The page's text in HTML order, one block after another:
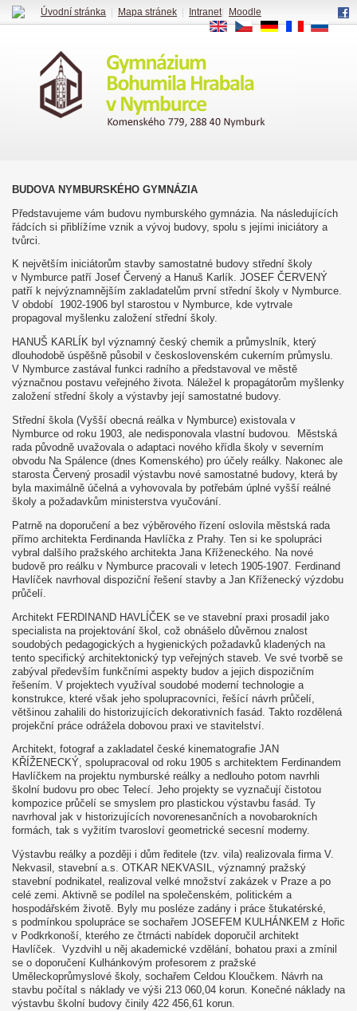
BUDOVA NYMBURSKÉHO GYMNÁZIA
Představujeme vám budovu nymburského gymnázia. Na následujících
řádcích si přiblížíme vznik a vývoj budovy, spolu s jejími iniciátory a
tvůrci.
K největším iniciátorům stavby samostatné budovy střední školy
v Nymburce patří Josef Červený a Hanuš Karlík. JOSEF ČERVENÝ
patří k nejvýznamnějším zakladatelům první střední školy v Nymburce.
V období 1902-1906 byl starostou v Nymburce, kde vytrvale
propagoval myšlenku založení střední školy.
HANUŠ KARLÍK byl významný český chemik a průmyslník, který
dlouhodobě úspěšně působil v československém cukerním průmyslu.
V Nymburce zastával funkci radního a představoval ve městě
význačnou postavu veřejného života. Náležel k propagátorům myšlenky
založení střední školy a výstavby její samostatné budovy.
Střední škola (Vyšší obecná reálka v Nymburce) existovala v
Nymburce od roku 1903, ale nedisponovala vlastní budovou. Městská
rada původně uvažovala o adaptaci nového křídla školy v severním
obvodu Na Spálence (dnes Komenského) pro účely reálky. Nakonec ale
starosta Červený prosadil výstavbu nové samostatné budovy, která by
byla maximálně účelná a vyhovovala by potřebám úplné vyšší reálné
školy a požadavkům ministerstva vyučování.
Patrně na doporučení a bez výběrového řízení oslovila městská rada
přímo architekta Ferdinanda Havlíčka z Prahy. Ten si ke spolupráci
vybral dalšího pražského architekta Jana Kříženeckého. Na nové
budově pro reálku v Nymburce pracovali v letech 1905-1907. Ferdinand
Havlíček navrhoval dispoziční řešení stavby a Jan Kříženecký výzdobu
průčelí.
Architekt FERDINAND HAVLÍČEK se ve stavební praxi prosadil jako
specialista na projektování škol, což obnášelo důvěrnou znalost
soudobých pedagogických a hygienických požadavků kladených na
tento specifický architektonický typ veřejných staveb. Ve své tvorbě se
zabýval především funkčními aspekty budov a jejich dispozičním
řešením. V projektech využíval soudobé moderní technologie a
konstrukce, které však jeho spolupracovníci, řešící návrh průčelí,
většinou zahalili do historizujících dekorativních fasád. Takto rozdělená
projekční práce odrážela dobovou praxi ve stavitelství.
Architekt, fotograf a zakladatel české kinematografie JAN
KŘÍŽENECKÝ, spolupracoval od roku 1905 s architektem Ferdinandem
Havlíčkem na projektu nymburské reálky a nedlouho potom navrhli
školní budovu pro obec Telecí. Jeho projekty se vyznačují čistotou
kompozice průčelí se smyslem pro plastickou výstavbu fasád. Ty
navrhoval jak v historizujících novorenesančních a novobarokních
formách, tak s vyžitím tvarosloví geometrické secesní moderny.
Výstavbu reálky a později i dům ředitele (tzv. vila) realizovala firma V.
Nekvasil, stavební a.s. OTKAR NEKVASIL, významný pražský
stavební podnikatel, realizoval velké množství zakázek v Praze a po
celé zemi. Aktivně se podílel na společenském, politickém a
hospodářském životě. Byly mu posléze zadány i práce štukatérské,
s podmínkou spolupráce se sochařem JOSEFEM KULHÁNKEM z Hořic
v Podkrkonoší, kterého ze čtrnácti nabídek doporučil architekt
Havlíček. Vyzdvihl u něj akademické vzdělání, bohatou praxi a zmínil
se o doporučení Kulhánkovým profesorem z pražské
Uměleckoprůmyslové školy, sochařem Celdou Kloučkem. Návrh na
stavbu počítal s náklady ve výši 213 060,04 korun. Konečné náklady na
výstavbu školní budovy činily 422 456,61 korun.
Úvodní stránka Mapa stránek Intranet|
Moodle
EN
CS DE FR RU